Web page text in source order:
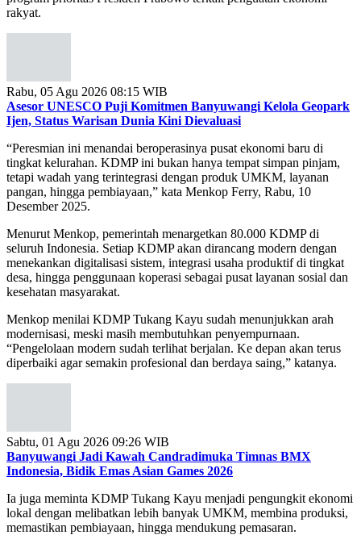
rakyat.
Rabu, 05 Agu 2026 08:15 WIB
Asesor UNESCO Puji Komitmen Banyuwangi Kelola Geopark
Ijen, Status Warisan Dunia Kini Dievaluasi
“Peresmian ini menandai beroperasinya pusat ekonomi baru di
tingkat kelurahan. KDMP ini bukan hanya tempat simpan pinjam,
tetapi wadah yang terintegrasi dengan produk UMKM, layanan
pangan, hingga pembiayaan,” kata Menkop Ferry, Rabu, 10
Desember 2025.
Menurut Menkop, pemerintah menargetkan 80.000 KDMP di
seluruh Indonesia. Setiap KDMP akan dirancang modern dengan
menekankan digitalisasi sistem, integrasi usaha produktif di tingkat
desa, hingga penggunaan koperasi sebagai pusat layanan sosial dan
kesehatan masyarakat.
Menkop menilai KDMP Tukang Kayu sudah menunjukkan arah
modernisasi, meski masih membutuhkan penyempurnaan.
“Pengelolaan modern sudah terlihat berjalan. Ke depan akan terus
diperbaiki agar semakin profesional dan berdaya saing,” katanya.
Sabtu, 01 Agu 2026 09:26 WIB
Banyuwangi Jadi Kawah Candradimuka Timnas BMX
Indonesia, Bidik Emas Asian Games 2026
Ia juga meminta KDMP Tukang Kayu menjadi pengungkit ekonomi
lokal dengan melibatkan lebih banyak UMKM, membina produksi,
memastikan pembiayaan, hingga mendukung pemasaran.